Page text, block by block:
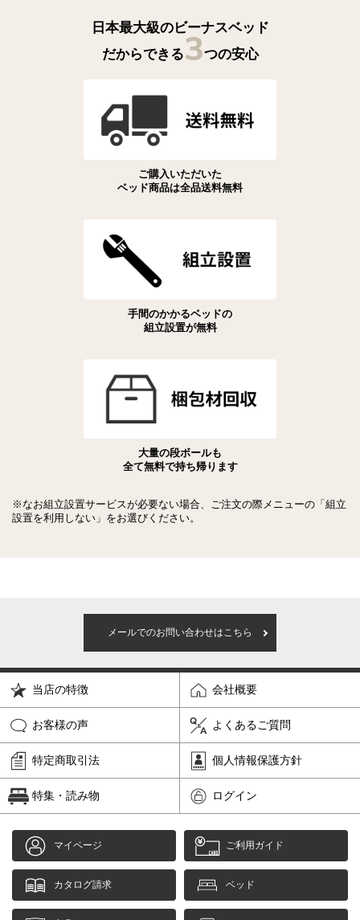
日本最大級のビーナスベッド
だからできる3つの安心
ご購入いただいた
ベッド商品は全品送料無料
手間のかかるベッドの
組立設置が無料
大量の段ボールも
全て無料で持ち帰ります
※なお組立設置サービスが必要ない場合、ご注文の際メニューの「組立
設置を利用しない」をお選びください。
メールでのお問い合わせはこちら
当店の特徴 会社概要
お客様の声 よくあるご質問
特定商取引法 個人情報保護方針
特集・読み物 ログイン
マイページ ご利用ガイド
カタログ請求 ベッド